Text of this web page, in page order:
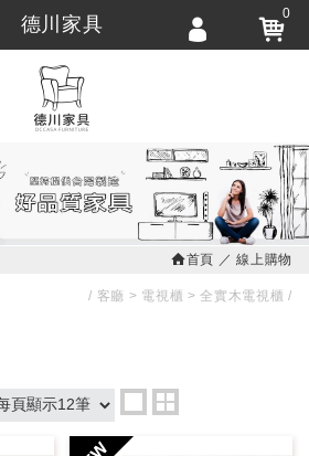
首頁 線上購物
客廳 電視櫃 全實木電視櫃
德川家具 0
會員登入
會員註冊
訂單查詢
繁體中文